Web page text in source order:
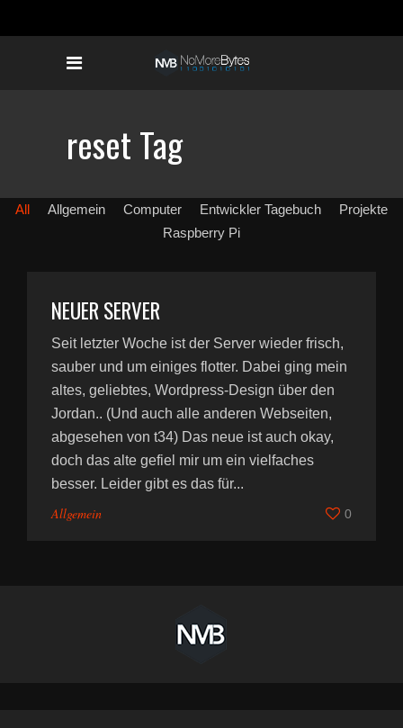
reset Tag
All Allgemein Computer Entwickler Tagebuch
Projekte
Raspberry Pi
NEUER SERVER
Seit letzter Woche ist der Server wieder frisch,
sauber und um einiges flotter. Dabei ging mein
altes, geliebtes, Wordpress-Design über den
Jordan.. (Und auch alle anderen Webseiten,
abgesehen von t34) Das neue ist auch okay,
doch das alte gefiel mir um ein vielfaches
besser. Leider gibt es das für...
Allgemein 0